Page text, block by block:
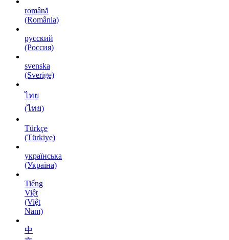
română
(România)
русский
(Россия)
svenska
(Sverige)
ไทย
(ไทย)
Türkçe
(Türkiye)
українська
(Україна)
Tiếng
Việt
(Việt
Nam)
中